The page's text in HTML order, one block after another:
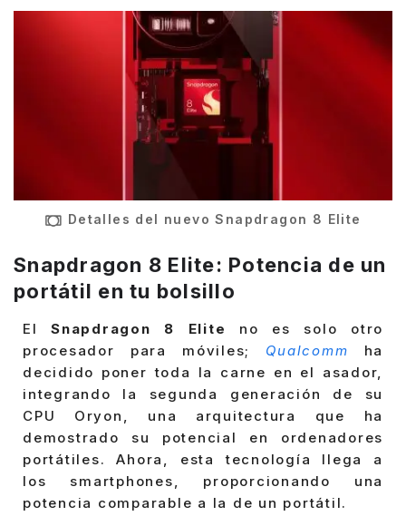
Detalles del nuevo Snapdragon 8 Elite
Snapdragon 8 Elite: Potencia de un
portátil en tu bolsillo
ElSnapdragon 8 Elite
no es solo otro
procesador para móviles; Qualcomm
ha
decidido poner toda la carne en el asador,
integrando la segunda generación de su
CPU Oryon, una arquitectura que ha
demostrado su potencial en ordenadores
portátiles. Ahora, esta tecnología llega a
los smartphones, proporcionando una
potencia comparable a la de un portátil.